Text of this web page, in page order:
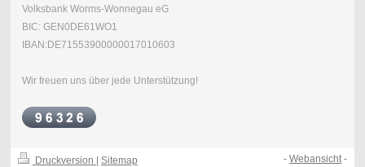
Volksbank Worms-Wonnegau eG
BIC: GEN0DE61WO1
IBAN:DE71553900000017010603
Wir freuen uns über jede Unterstützung!
Druckversion | Sitemap -Webansicht -